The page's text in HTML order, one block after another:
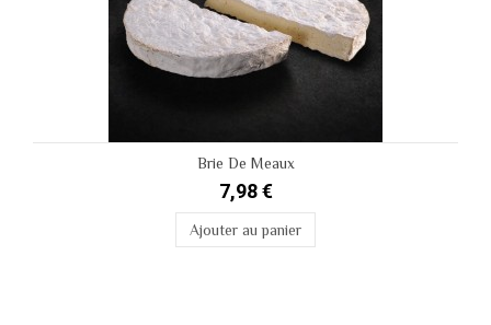
Brie De Meaux
7,98 €
Ajouter au panier